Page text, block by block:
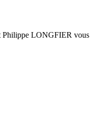
Philippe LONGFIER vous